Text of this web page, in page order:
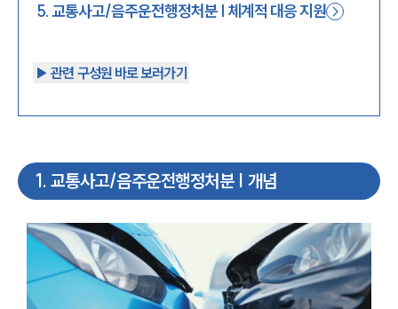
5.교통사고/음주운전행정처분 | 체계적 대응 지원
▶︎ 관련 구성원 바로 보러가기
1. 교통사고/음주운전행정처분 | 개념